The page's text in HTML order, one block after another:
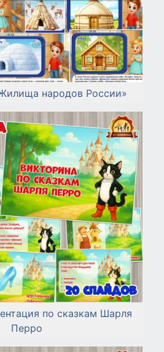
народов России»
по сказкам Шарля
Перро